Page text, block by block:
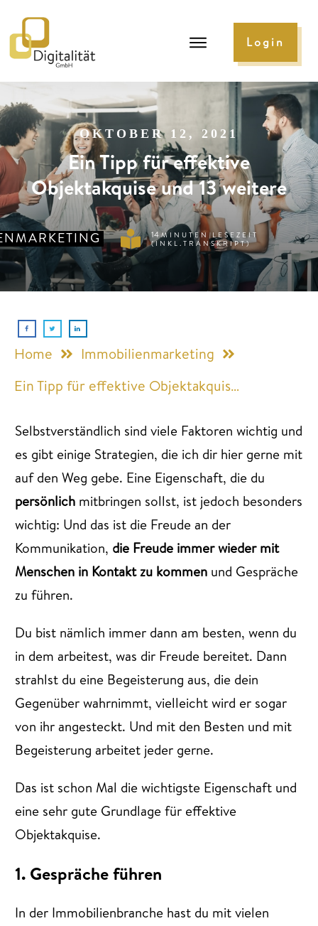
Login
OKTOBER 12, 2021
Ein Tipp für effektive
Objektakquise und 13 weitere
14 MINUTEN LESEZEIT
(INKL.TRANSKRIPT)
Home
Immobilienmarketing
Ein Tipp für effektive Objektakquise und 13 weitere
Selbstverständlich sind viele Faktoren wichtig und
es gibt einige Strategien, die ich dir hier gerne mit
auf den Weg gebe. Eine Eigenschaft, die du
persönlich mitbringen sollst, ist jedoch besonders
wichtig: Und das ist die Freude an der
Kommunikation, die Freude immer wieder mit
Menschen in Kontakt zu kommen und Gespräche
zu führen.
Du bist nämlich immer dann am besten, wenn du
in dem arbeitest, was dir Freude bereitet. Dann
strahlst du eine Begeisterung aus, die dein
Gegenüber wahrnimmt, vielleicht wird er sogar
von ihr angesteckt. Und mit den Besten und mit
Begeisterung arbeitet jeder gerne.
Das ist schon Mal die wichtigste Eigenschaft und
eine sehr gute Grundlage für effektive
Objektakquise.
1. Gespräche führen
In der Immobilienbranche hast du mit vielen